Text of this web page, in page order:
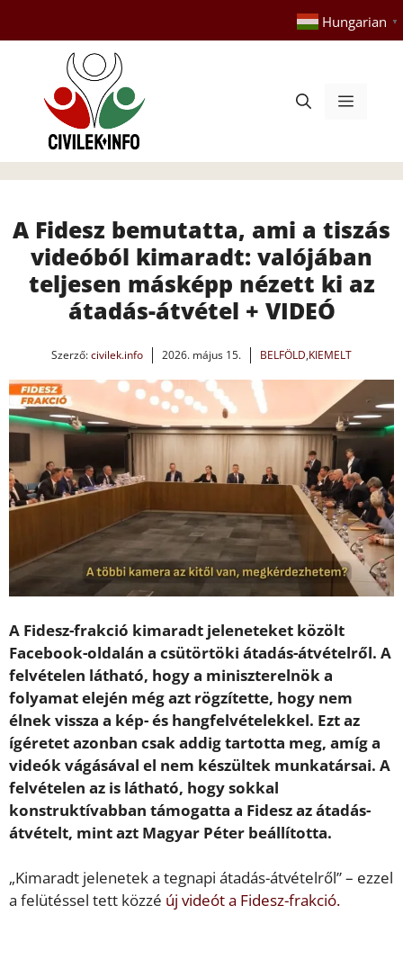
tartalomba
Hungarian ▼
Menü
A Fidesz bemutatta, ami a tiszás
videóból kimaradt: valójában
teljesen másképp nézett ki az
átadás-átvétel + VIDEÓ
Szerző:civilek.info 2026. május 15. BELFÖLD,KIEMELT
A Fidesz-frakció kimaradt jeleneteket közölt
Facebook-oldalán a csütörtöki átadás-átvételről. A
felvételen látható, hogy a miniszterelnök a
folyamat elején még azt rögzítette, hogy nem
élnek vissza a kép- és hangfelvételekkel. Ezt az
ígéretet azonban csak addig tartotta meg, amíg a
videók vágásával el nem készültek munkatársai. A
felvételen az is látható, hogy sokkal
konstruktívabban támogatta a Fidesz az átadás-
átvételt, mint azt Magyar Péter beállította.
„Kimaradt jelenetek a tegnapi átadás-átvételről” – ezzel
a felütéssel tett közzé új videót a Fidesz-frakció.